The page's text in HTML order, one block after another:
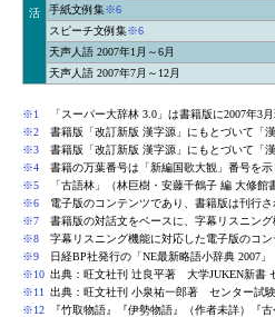
活
手紙文例集※6
スピーチ文例集※6
天声人語 2007年1月～6月
天声人語 2007年7月～12月
※1
「スーパー大辞林 3.0」は書籍版に2007年3
※2
書籍版「改訂新版 漢字源」にもとづいて「
※3
書籍版「改訂新版 漢字源」にもとづいて「
※4
書籍の万葉番号は「新編国歌大観」番号を
※5
「古語林」（林巨樹・安藤千鶴子 編 大修
※6
電子版のコンテンツであり、書籍版は刊行さ
※7
書籍版の対話文をベースに、字幕リスニン
※8
字幕リスニング機能に対応した電子版のコン
※9
日経BP社発行の「NE最新略語小辞典 2007
※10 出典：旺文社刊 辻良平著 大学JUKEN新書
※11
出典：旺文社刊 小泉祐一郎著 センター試
※12
『竹取物語』『伊勢物語』（作者未詳）『